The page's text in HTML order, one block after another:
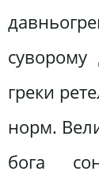
суворому
греки
норм.
бога